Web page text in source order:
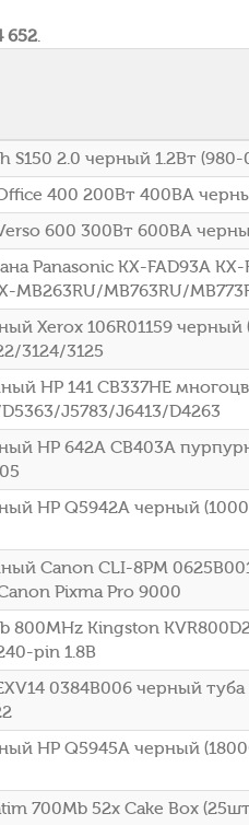
652.
S150 2.0 черный 1.2Вт
400 200Вт 400ВА
600 300Вт 600ВА
Panasonic KX-FAD93A KX-
MB263RU/MB763RU/
Xerox 106R01159 черный
3124/3125
HP 141 CB337HE
J5783/J6413/D4263
HP 642A CB403A
HP Q5942A черный
Canon CLI-8PM
Pixma Pro 9000
800MHz Kingston
pin 1.8В
0384B006 черный
HP Q5945A черный
700Mb 52x Cake Box